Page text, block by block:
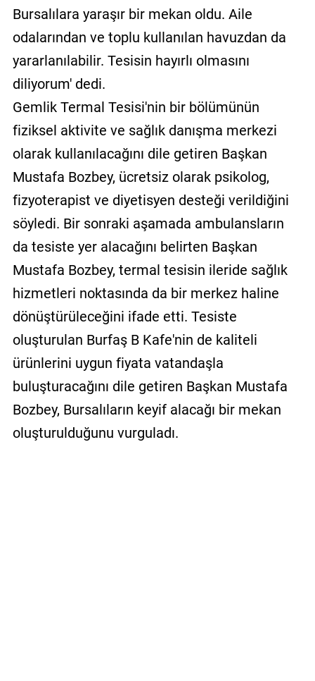
Bursalılara yaraşır bir mekan oldu. Aile
odalarından ve toplu kullanılan havuzdan da
yararlanılabilir. Tesisin hayırlı olmasını
diliyorum' dedi.
Gemlik Termal Tesisi'nin bir bölümünün
fiziksel aktivite ve sağlık danışma merkezi
olarak kullanılacağını dile getiren Başkan
Mustafa Bozbey, ücretsiz olarak psikolog,
fizyoterapist ve diyetisyen desteği verildiğini
söyledi. Bir sonraki aşamada ambulansların
da tesiste yer alacağını belirten Başkan
Mustafa Bozbey, termal tesisin ileride sağlık
hizmetleri noktasında da bir merkez haline
dönüştürüleceğini ifade etti. Tesiste
oluşturulan Burfaş B Kafe'nin de kaliteli
ürünlerini uygun fiyata vatandaşla
buluşturacağını dile getiren Başkan Mustafa
Bozbey, Bursalıların keyif alacağı bir mekan
oluşturulduğunu vurguladı.